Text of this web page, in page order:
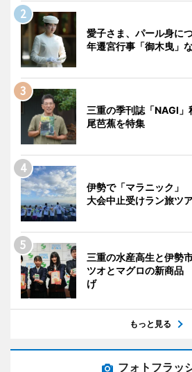
愛子さま、パール身に
年遷宮行事「御木曳」
三重の季刊誌「NAGI
尾芭蕉を特集
伊勢で「マラニック」
大会中止受けラン旅ツ
三重の水産高生と伊勢
ツオとマグロの新商
げ
もっと見る
フォトフラッ